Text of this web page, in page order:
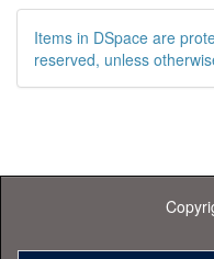
Items in DSpace are
reserved, unless